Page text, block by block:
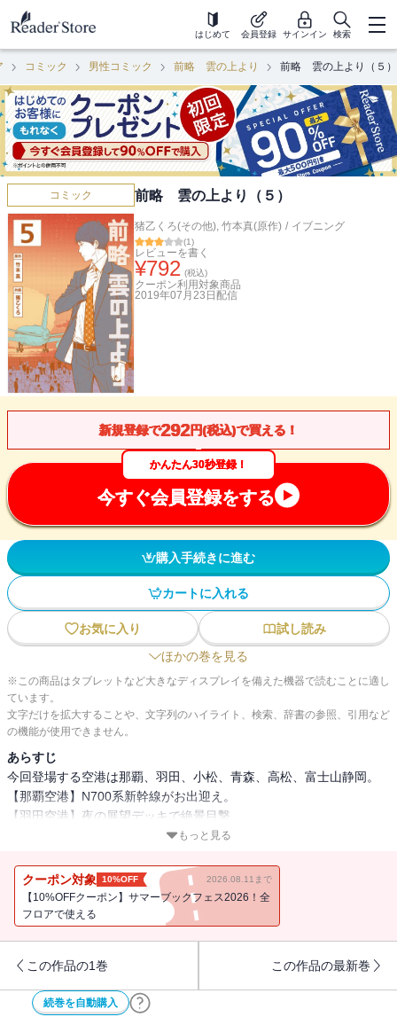
はじめて 会員登録 サインイン 検索
コミック 男性コミック 前略 雲の上より 前略 雲の上より（５）
コミック 前略 雲の上より（５）
猪乙くろ(その他), 竹本真(原作) / イブニング
(1)
レビューを書く
¥792 (税込)
クーポン利用対象商品
2019年07月23日 配信
新規登録で292円(税込)で買える！
かんたん30秒登録！
今すぐ会員登録をする
購入手続きに進む
カートに入れる
お気に入り
試し読み
ほかの巻を見る
※この商品はタブレットなど大きなディスプレイを備えた機器で読むことに適し
ています。
文字だけを拡大することや、文字列のハイライト、検索、辞書の参照、引用など
の機能が使用できません。
あらすじ
今回登場する空港は那覇、羽田、小松、青森、高松、富士山静岡。
【那覇空港】N700系新幹線がお出迎え。
【羽田空港】夜の展望デッキで絶景目撃。
【小松空港】アグレッシブな恐竜と至福のひと時を。
【高松空港】100点満点中95点。空港の魅力の本質がわかります。
【富士山静岡空港】新幹線と、あいまみえる奇跡の空港。
誰も予想できない空港の魅力、お届けします。
もっと見る
クーポン対象 10%OFF 2026.08.11まで
【10%OFFクーポン】サマーブックフェス2026！全
フロアで使える
この作品の1巻 この作品の最新巻
続巻を自動購入